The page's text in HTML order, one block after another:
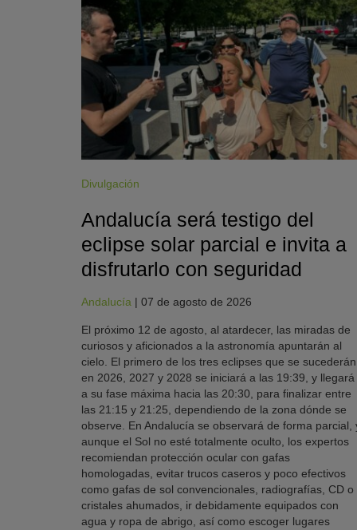
Divulgación
Andalucía será testigo del
eclipse solar parcial e invita a
disfrutarlo con seguridad
Andalucía | 07 de agosto de 2026
El próximo 12 de agosto, al atardecer, las miradas de
curiosos y aficionados a la astronomía apuntarán al
cielo. El primero de los tres eclipses que se sucederán
en 2026, 2027 y 2028 se iniciará a las 19:39, y llegará
a su fase máxima hacia las 20:30, para finalizar entre
las 21:15 y 21:25, dependiendo de la zona dónde se
observe. En Andalucía se observará de forma parcial,
aunque el Sol no esté totalmente oculto, los expertos
recomiendan protección ocular con gafas
homologadas, evitar trucos caseros y poco efectivos
como gafas de sol convencionales, radiografías, CD o
cristales ahumados, ir debidamente equipados con
agua y ropa de abrigo, así como escoger lugares